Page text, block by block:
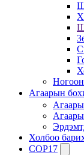
Агаарын
Холбоо
COP17